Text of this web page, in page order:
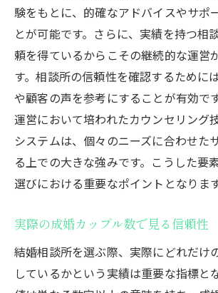
験をもとに、的確なアドバイスやサポ
とが可能です。さらに、実績を持つ相
頼を得ているからこその継続的な運営
す。相談所の信頼性を確認するために
や顧客の声を参考にすることが有効で
運営において培われたカウンセリング
システムは、個々のニーズに合わせた
る上での大きな強みです。こうした要
選びにおける重要なポイントとなります
実際の成婚カップル数で見る信頼性
結婚相談所を選ぶ際、実際にどれだけ
しているかという実績は重要な指標と